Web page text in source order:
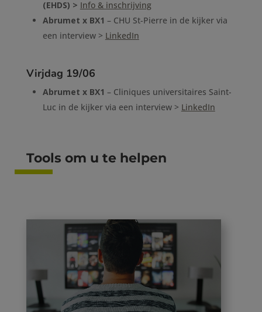
(EHDS) > Info & inschrijving
Abrumet x BX1 – CHU St-Pierre in de kijker via
een interview > LinkedIn
Virjdag 19/06
Abrumet x BX1 – Cliniques universitaires Saint-
Luc in de kijker via een interview > LinkedIn
Tools om u te helpen